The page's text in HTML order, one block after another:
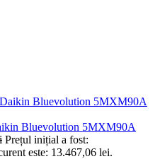
Bluevolution 5MXM90A
Prețul inițial a fost:
este: 13.467,06 lei.